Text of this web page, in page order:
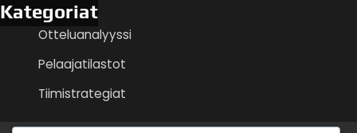
Kategoriat
Otteluanalyyssi
Pelaajatilastot
Tiimistrategiat